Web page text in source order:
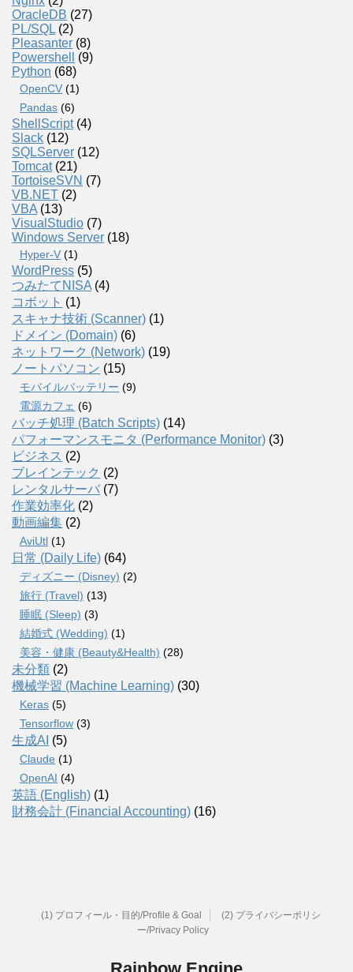
OracleDB (27)
PL/SQL (2)
Pleasanter (8)
Powershell
(9)
Python (68)
OpenCV (1)
Pandas (6)
ShellScript(4)
Slack (12)
SQLServer (12)
Tomcat(21)
TortoiseSVN (7)
VB.NET (2)
VBA (13)
VisualStudio (7)
Windows Server (18)
Hyper-V (1)
WordPress (5)
つみたてNISA (4)
コボット (1)
スキャナ技術 (Scanner) (1)
ドメイン (Domain) (6)
ネットワーク (Network) (19)
ノートパソコン (15)
モバイルバッテリー (9)
電源カフェ (6)
バッチ処理 (Batch Scripts) (14)
パフォーマンスモニタ (Performance Monitor) (3)
ビジネス (2)
ブレインテック (2)
レンタルサーバ (7)
作業効率化 (2)
動画編集 (2)
AviUtl (1)
日常 (Daily Life) (64)
ディズニー (Disney) (2)
旅行 (Travel) (13)
睡眠 (Sleep) (3)
結婚式 (Wedding) (1)
美容・健康 (Beauty&Health) (28)
未分類 (2)
機械学習 (Machine Learning) (30)
Keras (5)
Tensorflow (3)
生成AI (5)
Claude (1)
OpenAI (4)
英語 (English) (1)
財務会計 (Financial Accounting) (16)
(1) プロフィール・目的/Profile & Goal
(2) プライバシーポリシ
ー/Privacy Policy